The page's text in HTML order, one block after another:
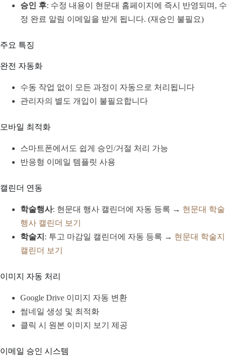
승인 후: 수정 내용이 현문대 홈페이지에 즉시 반영되며, 수
정 완료 알림 이메일을 받게 됩니다. (재승인 불필요)
주요 특징
완전 자동화
수동 작업 없이 모든 과정이 자동으로 처리됩니다
관리자의 별도 개입이 불필요합니다
모바일 최적화
스마트폰에서도 쉽게 승인/거절 처리 가능
반응형 이메일 템플릿 사용
캘린더 연동
학술행사: 현문대 행사 캘린더에 자동 등록 → 현문대 학술
행사 캘린더 보기
학술지 : 투고 마감일 캘린더에 자동 등록 → 현문대 학술지
캘린더 보기
이미지 자동 처리
Google Drive 이미지 자동 변환
썸네일 생성 및 최적화
클릭 시 원본 이미지 보기 제공
이메일 승인 시스템